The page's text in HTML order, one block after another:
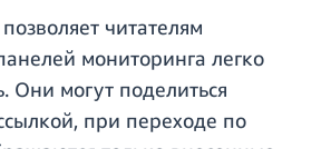
читателям
мониторинга легко
Они могут поделиться
при переходе по